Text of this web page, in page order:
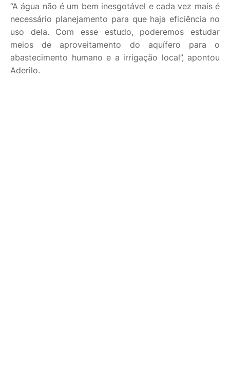
“A água não é um bem inesgotável e cada vez mais é
necessário planejamento para que haja eficiência no
uso dela. Com esse estudo, poderemos estudar
meios de aproveitamento do aquífero para o
abastecimento humano e a irrigação local”, apontou
Aderilo.